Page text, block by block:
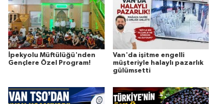
İpekyolu Müftülüğü'nden
Gençlere Özel Program!
Van'da işitme engelli
müşteriyle halaylı pazarlık
gülümsetti